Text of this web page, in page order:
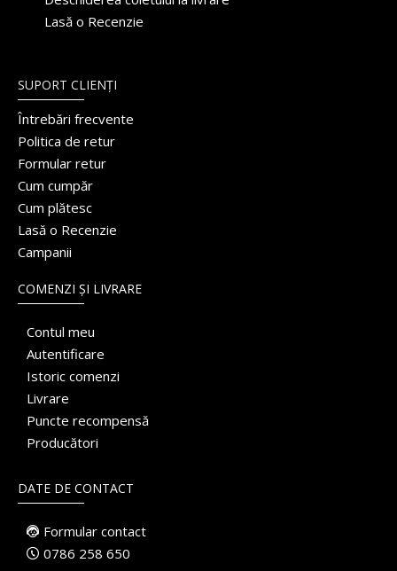
Lasă o Recenzie
SUPORT CLIENȚI
Întrebări frecvente
Politica de retur
Formular retur
Cum cumpăr
Cum plătesc
Lasă o Recenzie
Campanii
COMENZI ȘI LIVRARE
Contul meu
Autentificare
Istoric comenzi
Livrare
Puncte recompensă
Producători
DATE DE CONTACT
Formular contact
0786 258 650